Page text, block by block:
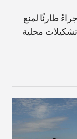
طارئًا لمنع
تشكيلات محلية